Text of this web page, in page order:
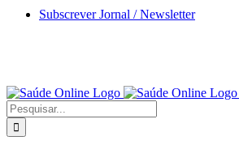
Skip
Subscrever Jornal / Newsletter
Pesquisar